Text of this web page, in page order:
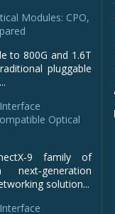
Modules: CPO,
to 800G and 1.6T
pluggable
Optical
family of
solution...